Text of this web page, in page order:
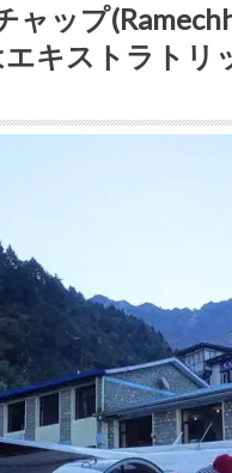
ャップ
キストラトリ